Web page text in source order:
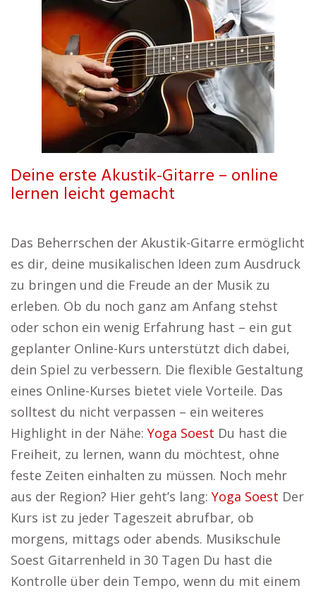
Deine erste Akustik-Gitarre – online
lernen leicht gemacht
Das Beherrschen der Akustik-Gitarre ermöglicht
es dir, deine musikalischen Ideen zum Ausdruck
zu bringen und die Freude an der Musik zu
erleben. Ob du noch ganz am Anfang stehst
oder schon ein wenig Erfahrung hast – ein gut
geplanter Online-Kurs unterstützt dich dabei,
dein Spiel zu verbessern. Die flexible Gestaltung
eines Online-Kurses bietet viele Vorteile. Das
solltest du nicht verpassen – ein weiteres
Highlight in der Nähe: Yoga Soest Du hast die
Freiheit, zu lernen, wann du möchtest, ohne
feste Zeiten einhalten zu müssen. Noch mehr
aus der Region? Hier geht’s lang: Yoga Soest Der
Kurs ist zu jeder Tageszeit abrufbar, ob
morgens, mittags oder abends. Musikschule
Soest Gitarrenheld in 30 Tagen Du hast die
Kontrolle über dein Tempo, wenn du mit einem